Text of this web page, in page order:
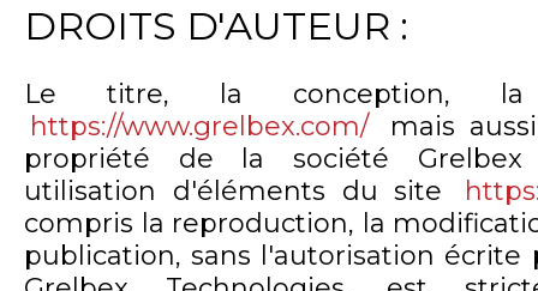
DROITS D'AUTEUR :
Le titre, la conception,
https://www.grelbex.com/
mais
propriété de la société Grelbex
utilisation d'éléments du site
compris la reproduction, la
publication, sans l'autorisation écrite